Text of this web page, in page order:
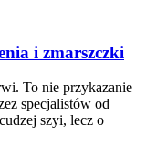
i zmarszczki
To nie przykazanie
specjalistów od
szyi, lecz o